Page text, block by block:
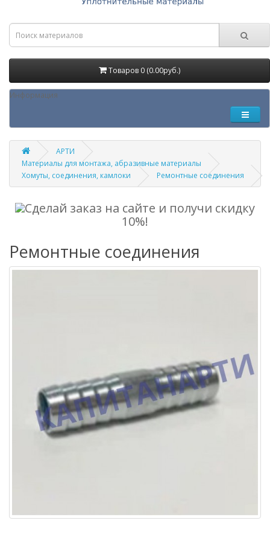
Товаров 0 (0.00руб.)
Информация
АРТИ
Материалы для монтажа, абразивные материалы
Хомуты, соединения, камлоки
Ремонтные соединения
Сделай заказ на сайте и получи скидку
10%!
Ремонтные соединения